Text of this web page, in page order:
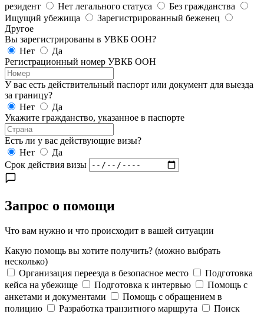
резидент
Нет легального статуса
Без гражданства
Ищущий убежища
Зарегистрированный беженец
Другое
Вы зарегистрированы в УВКБ ООН?
Нет
Да
Регистрационный номер УВКБ ООН
У вас есть действительный паспорт или документ для выезда
за границу?
Нет
Да
Укажите гражданство, указанное в паспорте
Есть ли у вас действующие визы?
Нет
Да
Срок действия визы
Запрос о помощи
Что вам нужно и что происходит в вашей ситуации
Какую помощь вы хотите получить? (можно выбрать
несколько)
Организация переезда в безопасное место
Подготовка
кейса на убежище
Подготовка к интервью
Помощь с
анкетами и документами
Помощь с обращением в
полицию
Разработка транзитного маршрута
Поиск